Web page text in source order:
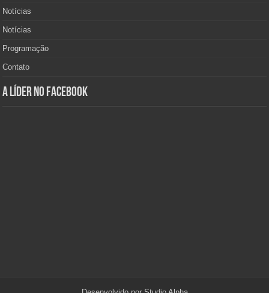
Notícias
Notícias
Programação
Contato
A Líder no Facebook